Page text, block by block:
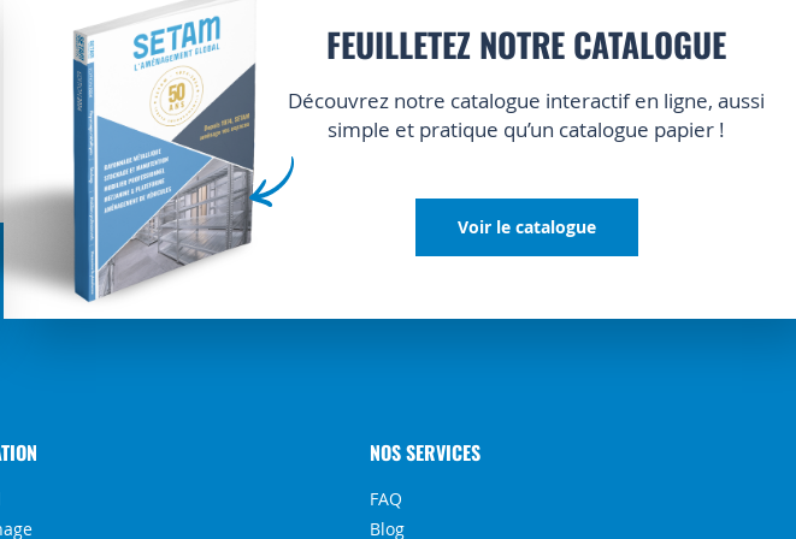
FEUILLETEZ NOTRE CATALOGUE
Découvrez notre catalogue interactif en ligne, aussi
simple et pratique qu’un catalogue papier !
Voir le catalogue
NOS SERVICES
FAQ
Blog